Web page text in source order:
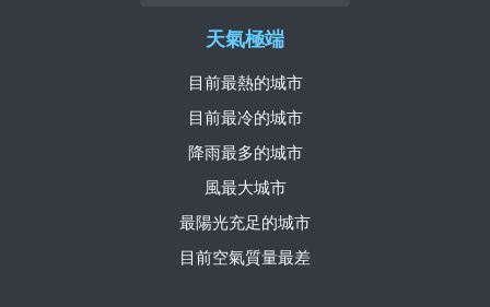
天氣極端
目前最熱的城市
目前最冷的城市
降雨最多的城市
風最大城市
最陽光充足的城市
目前空氣質量最差